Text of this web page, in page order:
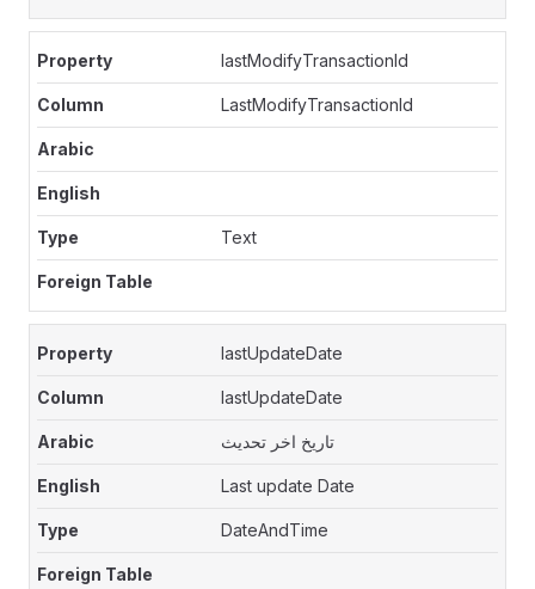
lastModifyTransactionId
LastModifyTransactionId
Text
lastUpdateDate
lastUpdateDate
تاريخ اخر تحديث
Last update Date
DateAndTime